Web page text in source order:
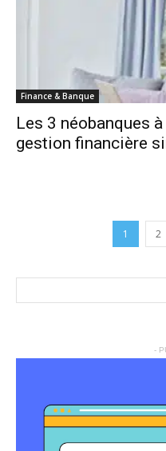
Finance & Banque
Les 3 néobanques
gestion financière
1 2
-